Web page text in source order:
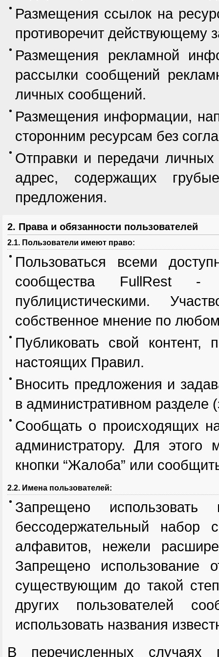
Размещения ссылок на
противоречит действующему
Размещения рекламной
рассылки сообщений
личных сообщений.
Размещения информации,
сторонним ресурсам без
Отправки и передачи
адрес, содержащих
предложения.
2. Права и обязанности пользователей
2.1. Пользователи имеют право:
Пользоваться всеми
сообщества FullRest
публицистическими.
собственное мнение по
Публиковать свой
настоящих Правил.
Вносить предложения и
в административном разделе
Сообщать о происходящих
администратору. Для этого
кнопки “Жалоба” или
2.2. Имена пользователей:
Запрещено
бессодержательный
алфавитов, нежели
Запрещено использование
существующим до такой
других пользователей
использовать названия
В перечисленных случаях